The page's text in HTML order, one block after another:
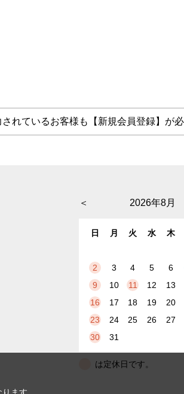
れているお客様も【新規会員登録】が必
＜ 2026年8月
日 月 火 水 木
2
3 4 5 6
9
10 11 12 13
16
17 18 19 20
23
24 25 26 27
30
31
は定休日です。